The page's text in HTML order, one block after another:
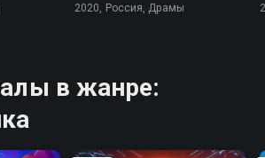
2020, Россия, Драмы
в жанре: